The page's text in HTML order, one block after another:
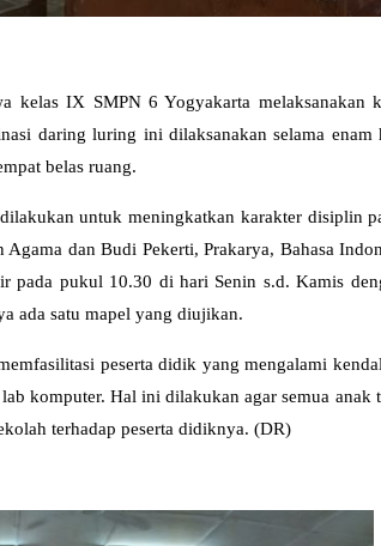
kelas IX SMPN 6 Yogyakarta
daring luring ini dilaksanakan selama
belas ruang.
untuk meningkatkan karakter disiplin
dan Budi Pekerti, Prakarya, Bahasa
pada pukul 10.30 di hari Senin s.d. Kamis
ada satu mapel yang diujikan.
peserta didik yang mengalami
komputer. Hal ini dilakukan agar semua anak
terhadap peserta didiknya. (DR)